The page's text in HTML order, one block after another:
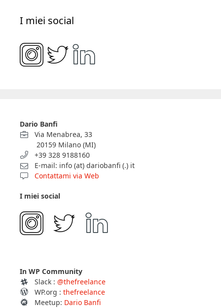
I miei social
Dario Banfi
Via Menabrea, 33
20159 Milano (MI)
+39 328 9188160
E-mail: info (at) dariobanfi (.) it
Contattami via Web
I miei social
In WP Community
Slack : @thefreelance
WP.org : thefreelance
Meetup: Dario Banfi